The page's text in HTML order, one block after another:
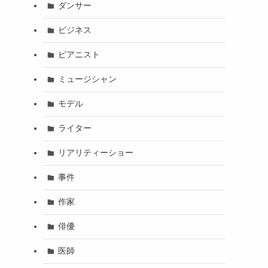
ダンサー
ビジネス
ピアニスト
ミュージシャン
モデル
ライター
リアリティーショー
事件
作家
俳優
医師